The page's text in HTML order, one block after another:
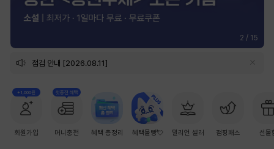
2 / 15
점검 안내 [2026.08.11]
+1,000원
회원가입
첫충전 혜택
머니충전 혜택 총정리 혜택몰빵💘 밀리언 셀러 점핑패스 선물